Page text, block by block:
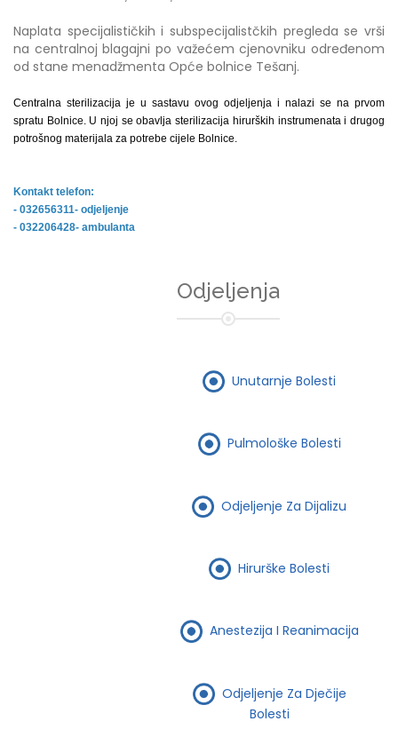
Naplata specijalističkih i subspecijalistčkih pregleda se vrši
na centralnoj blagajni po važećem cjenovniku određenom
od stane menadžmenta Opće bolnice Tešanj.
Centralna sterilizacija je u sastavu ovog odjeljenja i nalazi se na prvom
spratu Bolnice. U njoj se obavlja sterilizacija hirurških instrumenata i drugog
potrošnog materijala za potrebe cijele Bolnice.
Kontakt telefon:
- 032656311- odjeljenje
- 032206428- ambulanta
Odjeljenja
Unutarnje Bolesti
Pulmološke Bolesti
Odjeljenje Za Dijalizu
Hirurške Bolesti
Anestezija I Reanimacija
Odjeljenje Za Dječije
Bolesti